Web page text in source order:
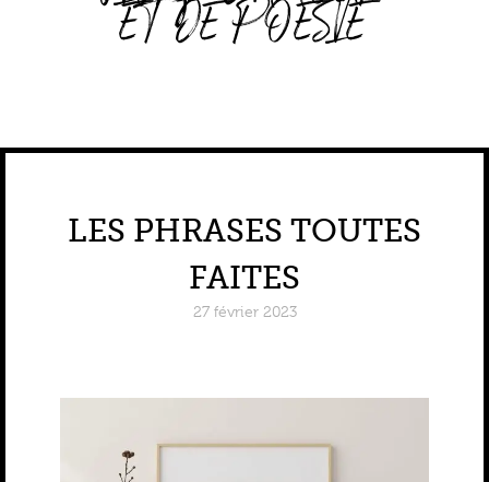
ET DE POÉSIE
LES PHRASES TOUTES
FAITES
27 février 2023